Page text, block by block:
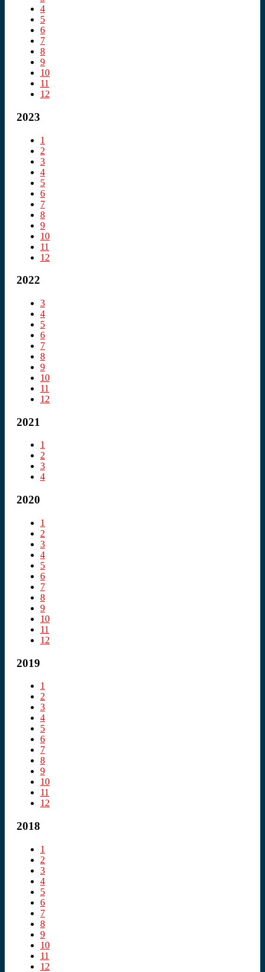
4
5
6
7
8
9
10
11
12
2023
1
2
3
4
5
6
7
8
9
10
11
12
2022
3
4
5
6
7
8
9
10
11
12
2021
1
2
3
4
2020
1
2
3
4
5
6
7
8
9
10
11
12
2019
1
2
3
4
5
6
7
8
9
10
11
12
2018
1
2
3
4
5
6
7
8
9
10
11
12